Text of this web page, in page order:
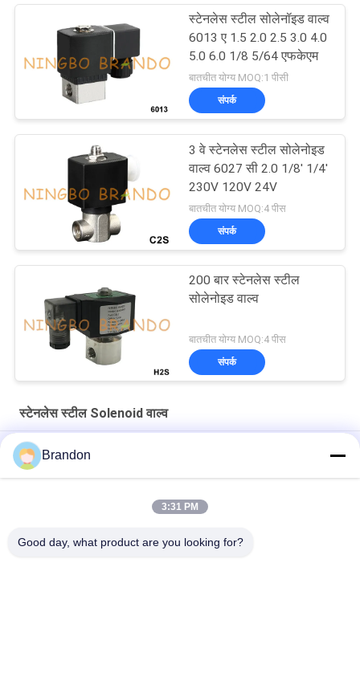
स्टेनलेस स्टील सोलेनॉइड वाल्व
6013 ए 1.5 2.0 2.5 3.0 4.0
5.0 6.0 1/8 5/64 एफकेएम
बातचीत योग्य MOQ:1 पीसी
संपर्क
3 वे स्टेनलेस स्टील सोलेनोइड
वाल्व 6027 सी 2.0 1/8' 1/4'
230V 120V 24V
बातचीत योग्य MOQ:4 पीस
संपर्क
200 बार स्टेनलेस स्टील
सोलेनोइड वाल्व
बातचीत योग्य MOQ:4 पीस
संपर्क
स्टेनलेस स्टील Solenoid वाल्व
1 '' पनरोक IP68 जल स्टेनलेस स्टील इलेक्ट्रिक सोलेनॉइड वाल्व 24V 220V
1 '' धमाका प्रूफ स्टेनलेस स्टील सोलेनॉइड वाल्व 12V 24V 110V 220V;
2S040-10 3/8'' 2/2 Way NC Stainless Steel Water Solenoid
Brandon
3:31 PM
Good day, what product are you looking for?